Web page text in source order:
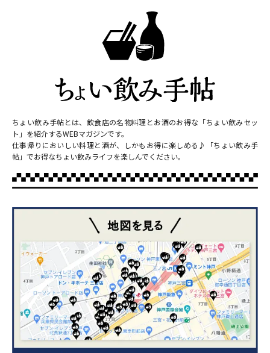
ちょい飲み手帖とは、飲食店の名物料理とお酒のお得な「ちょい飲みセッ
ト」を紹介するWEBマガジンです。
仕事帰りにおいしい料理と酒が、しかもお得に楽しめる♪「ちょい飲み手
帖」でお得なちょい飲みライフを楽しんでください。